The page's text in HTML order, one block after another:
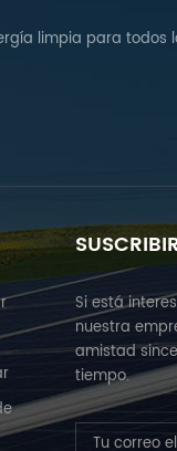
limpia para todos
Si está
nuestra
amistad
tiempo.